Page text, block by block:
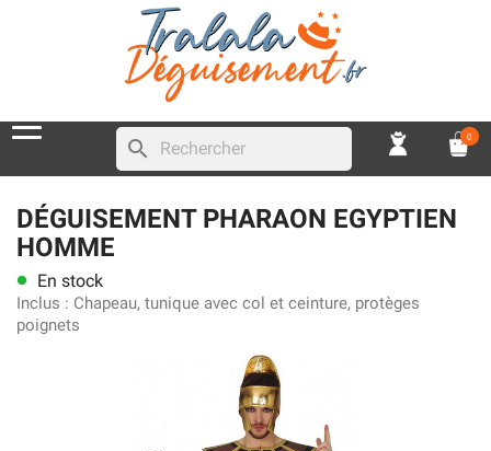
search 0
DÉGUISEMENT PHARAON EGYPTIEN
HOMME
lens En stock
Inclus : Chapeau, tunique avec col et ceinture, protèges
poignets